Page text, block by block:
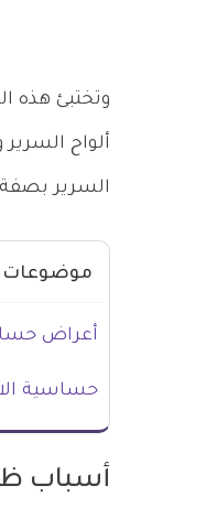
وتختبئ هذه
ألواح
السرير
موضوعات
أعراض
حساسية
أسباب